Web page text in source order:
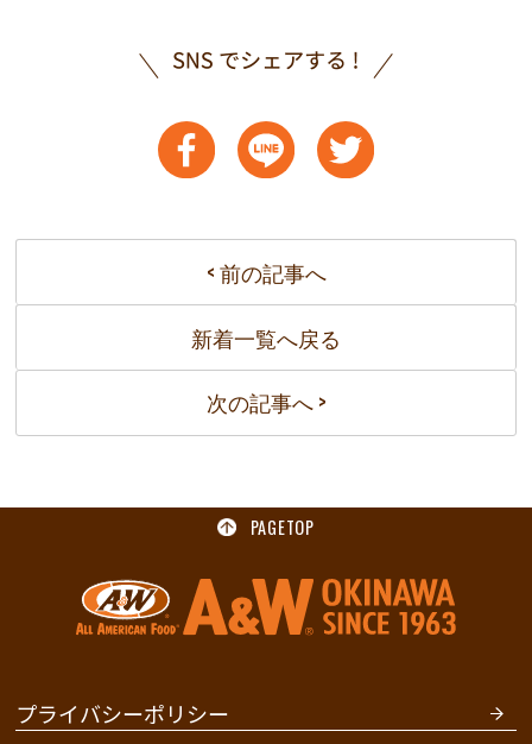
< 前の記事へ
新着一覧へ戻る
次の記事へ >
PAGETOP
プライバシーポリシー